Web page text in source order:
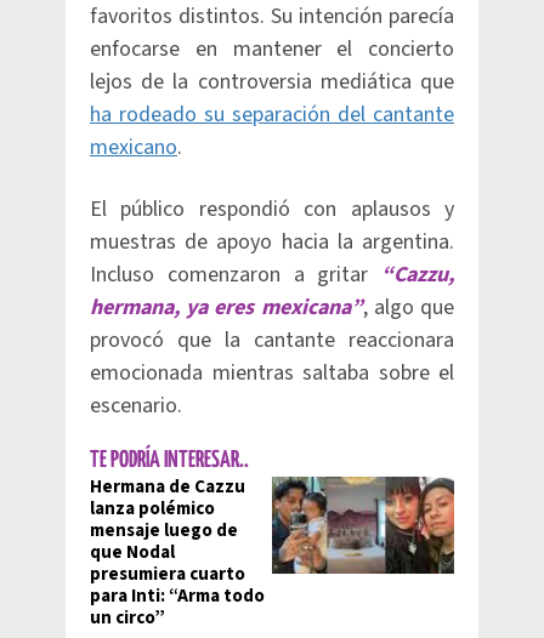
favoritos distintos. Su intención parecía
enfocarse en mantener el concierto
lejos de la controversia mediática que
ha rodeado su separación del cantante
mexicano.
El público respondió con aplausos y
muestras de apoyo hacia la argentina.
Incluso comenzaron a gritar “Cazzu,
hermana, ya eres mexicana”, algo que
provocó que la cantante reaccionara
emocionada mientras saltaba sobre el
escenario.
TE PODRÍA INTERESAR..
Hermana de Cazzu
lanza polémico
mensaje luego de
que Nodal
presumiera cuarto
para Inti: “Arma todo
un circo”